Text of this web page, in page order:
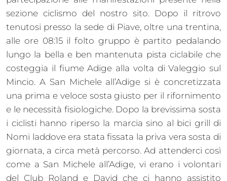
sezione ciclismo del nostro sito. Dopo il ritrovo
tenutosi presso la sede di Piave, oltre una trentina,
alle ore 08:15 il folto gruppo è partito pedalando
lungo la bella e ben mantenuta pista ciclabile che
costeggia il fiume Adige alla volta di Valeggio sul
Mincio. A San Michele all’Adige si è concretizzata
una prima e veloce sosta giusto per il rifornimento
e le necessità fisiologiche. Dopo la brevissima sosta
i ciclisti hanno riperso la marcia sino al bici grill di
Nomi laddove era stata fissata la priva vera sosta di
giornata, a circa metà percorso. Ad attenderci così
come a San Michele all’Adige, vi erano i volontari
del Club Roland e David che ci hanno assistito